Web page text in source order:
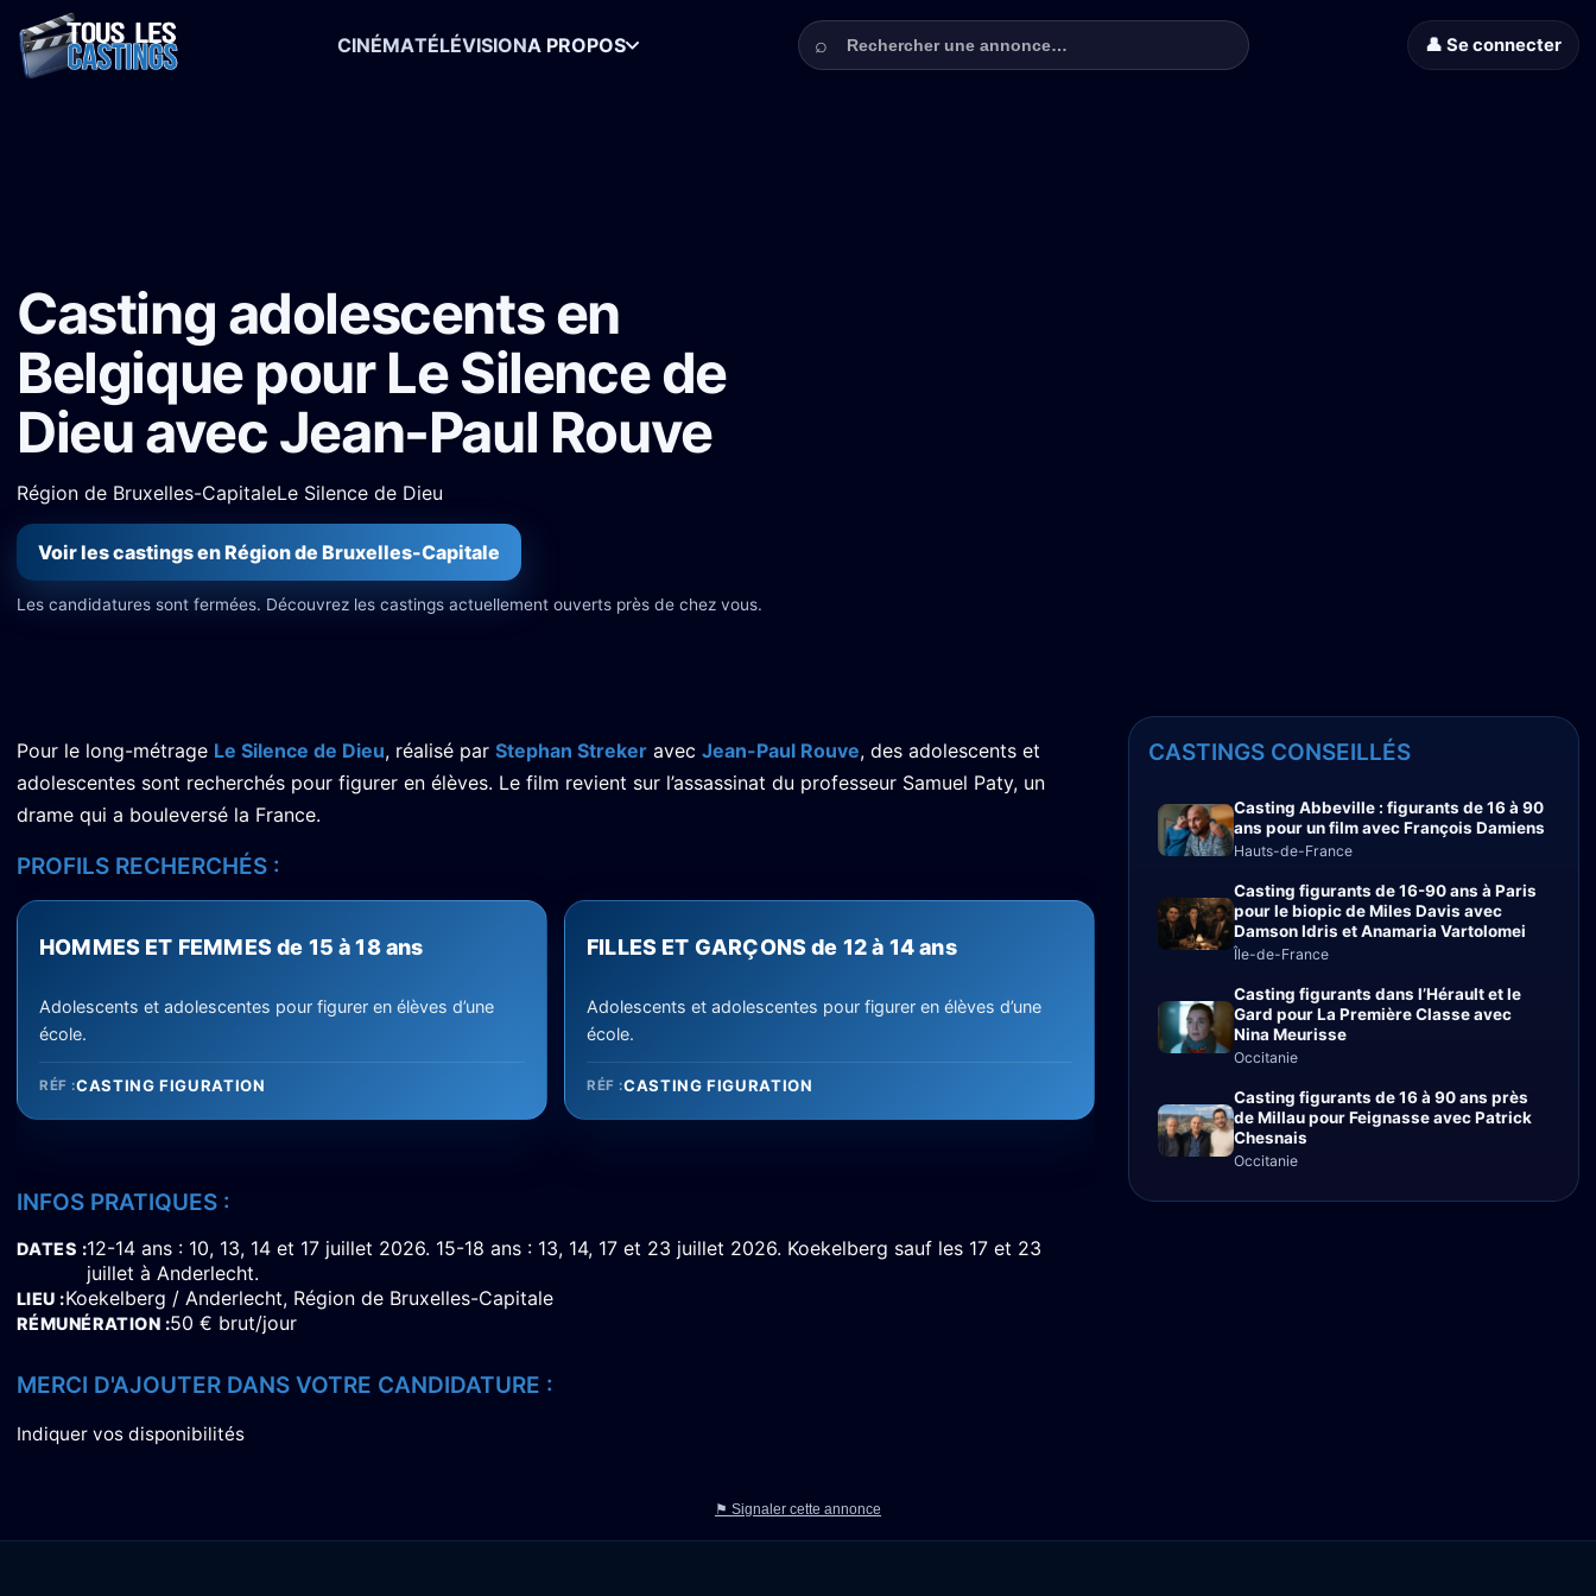
CINÉMATÉLÉVISIONA PROPOS Rechercher une annonce
⌕ 👤 Se connecter
Casting adolescents en
Belgique pour Le Silence de
Dieu avec Jean-Paul Rouve
Région de Bruxelles-CapitaleLe Silence de Dieu
Voir les castings en Région de Bruxelles-Capitale
Les candidatures sont fermées. Découvrez les castings actuellement ouverts près de chez vous.
Pour le long-métrage Le Silence de Dieu, réalisé par Stephan Streker avec Jean-Paul Rouve, des adolescents et
adolescentes sont recherchés pour figurer en élèves. Le film revient sur l’assassinat du professeur Samuel Paty, un
drame qui a bouleversé la France.
PROFILS RECHERCHÉS :
HOMMES ET FEMMES de 15 à 18 ans
Adolescents et adolescentes pour figurer en élèves d’une
école.
RÉF :CASTING FIGURATION
FILLES ET GARÇONS de 12 à 14 ans
Adolescents et adolescentes pour figurer en élèves d’une
école.
RÉF :CASTING FIGURATION
INFOS PRATIQUES :
DATES 12-14 ans : 10, 13, 14 et 17 juillet 2026. 15-18 ans : 13, 14, 17 et 23 juillet 2026. Koekelberg sauf les 17 et 23
juillet à Anderlecht.
LIEU Koekelberg / Anderlecht, Région de Bruxelles-Capitale
RÉMUNÉRATION 50 € brut/jour
MERCI D'AJOUTER DANS VOTRE CANDIDATURE :
Indiquer vos disponibilités
CASTINGS CONSEILLÉS
Casting Abbeville : figurants de 16 à 90
ans pour un film avec François Damiens
Hauts-de-France
Casting figurants de 16-90 ans à Paris
pour le biopic de Miles Davis avec
Damson Idris et Anamaria Vartolomei
Île-de-France
Casting figurants dans l’Hérault et le
Gard pour La Première Classe avec
Nina Meurisse
Occitanie
Casting figurants de 16 à 90 ans près
de Millau pour Feignasse avec Patrick
Chesnais
Occitanie
⚑ Signaler cette annonce